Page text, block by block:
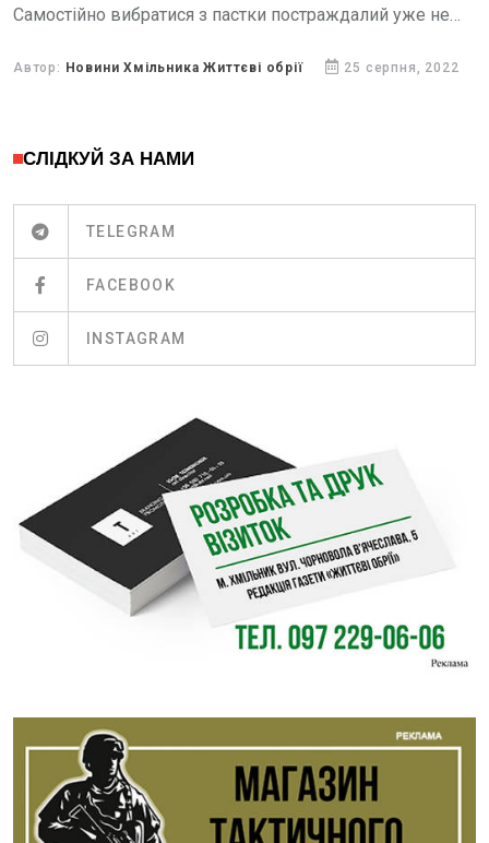
Самостійно вибратися з пастки постраждалий уже не
Автор: Новини Хмільника Життєві обрії 25 серпня, 2022
СЛІДКУЙ ЗА НАМИ
TELEGRAM
FACEBOOK
INSTAGRAM